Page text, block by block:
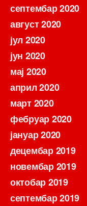
септембар 2020
август 2020
јул 2020
јун 2020
мај 2020
април 2020
март 2020
фебруар 2020
јануар 2020
децембар 2019
новембар 2019
октобар 2019
септембар 2019